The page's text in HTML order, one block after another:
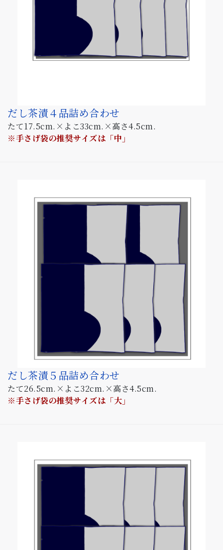
だし茶漬４品詰め合わせ
たて17.5cm.×よこ33cm.×高さ4.5cm.
※手さげ袋の推奨サイズは「中」
だし茶漬５品詰め合わせ
たて26.5cm.×よこ32cm.×高さ4.5cm.
※手さげ袋の推奨サイズは「大」